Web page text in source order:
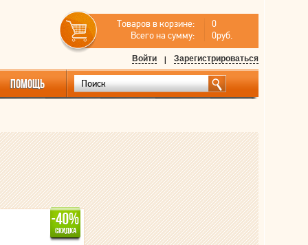
Товаров в корзине:
Всего на сумму:
0
0руб.
Зарегистрироваться
|
Войти
ПОМОЩЬ